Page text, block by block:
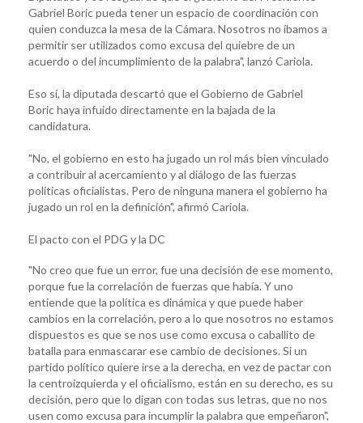
Gabriel Boric pueda tener un espacio de coordinación con
quien conduzca la mesa de la Cámara. Nosotros no íbamos a
permitir ser utilizados como excusa del quiebre de un
acuerdo o del incumplimiento de la palabra", lanzó Cariola.
Eso sí, la diputada descartó que el Gobierno de Gabriel
Boric haya infuido directamente en la bajada de la
candidatura.
"No, el gobierno en esto ha jugado un rol más bien vinculado
a contribuir al acercamiento y al diálogo de las fuerzas
políticas oficialistas. Pero de ninguna manera el gobierno ha
jugado un rol en la definición", afirmó Cariola.
El pacto con el PDG y la DC
"No creo que fue un error, fue una decisión de ese momento,
porque fue la correlación de fuerzas que había. Y uno
entiende que la política es dinámica y que puede haber
cambios en la correlación, pero a lo que nosotros no estamos
dispuestos es que se nos use como excusa o caballito de
batalla para enmascarar ese cambio de decisiones. Si un
partido político quiere irse a la derecha, en vez de pactar con
la centroizquierda y el oficialismo, están en su derecho, es su
decisión, pero que lo digan con todas sus letras, que no nos
usen como excusa para incumplir la palabra que empeñaron",